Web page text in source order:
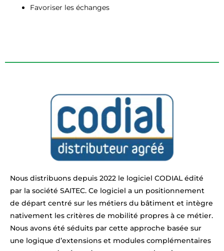
Favoriser les échanges
Nous distribuons depuis 2022 le logiciel CODIAL édité
par la société SAITEC. Ce logiciel a un positionnement
de départ centré sur les métiers du bâtiment et intègre
nativement les critères de mobilité propres à ce métier.
Nous avons été séduits par cette approche basée sur
une logique d’extensions et modules complémentaires